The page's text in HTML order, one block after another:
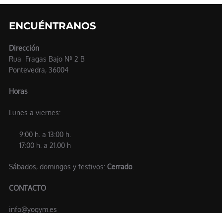
ENCUÉNTRANOS
Dirección
Rua Fragas Bajo Nª 2 B
Pontevedra, 36004
Horas
Lunes a viernes:
9:00 h. a 13:00 h.
17:00 h. a 21.00 h
Sábados, domingos y festivos: Cerrado.
CONTACTO
info@yogym.es